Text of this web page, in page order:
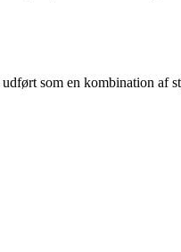
som en kombination